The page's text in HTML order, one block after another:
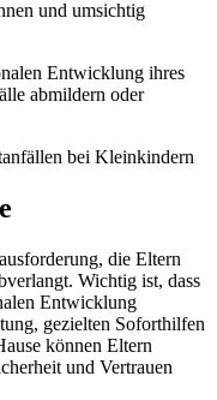
und umsichtig
Entwicklung ihres
abmildern oder
bei Kleinkindern
die Eltern
Wichtig ist, dass
Entwicklung
gezielten Soforthilfen
können Eltern
und Vertrauen